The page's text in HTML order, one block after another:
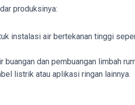
produksinya:
instalasi air bertekanan tinggi
dan pembuangan limbah
listrik atau aplikasi ringan lainnya.